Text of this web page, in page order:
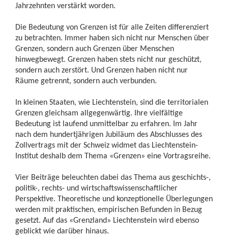
Jahrzehnten verstärkt worden.
Die Bedeutung von Grenzen ist für alle Zeiten differenziert
zu betrachten. Immer haben sich nicht nur Menschen über
Grenzen, sondern auch Grenzen über Menschen
hinwegbewegt. Grenzen haben stets nicht nur geschützt,
sondern auch zerstört. Und Grenzen haben nicht nur
Räume getrennt, sondern auch verbunden.
In kleinen Staaten, wie Liechtenstein, sind die territorialen
Grenzen gleichsam allgegenwärtig. Ihre vielfältige
Bedeutung ist laufend unmittelbar zu erfahren. Im Jahr
nach dem hundertjährigen Jubiläum des Abschlusses des
Zollvertrags mit der Schweiz widmet das Liechtenstein-
Institut deshalb dem Thema «Grenzen» eine Vortragsreihe.
Vier Beiträge beleuchten dabei das Thema aus geschichts-,
politik-, rechts- und wirtschaftswissenschaftlicher
Perspektive. Theoretische und konzeptionelle Überlegungen
werden mit praktischen, empirischen Befunden in Bezug
gesetzt. Auf das «Grenzland» Liechtenstein wird ebenso
geblickt wie darüber hinaus.